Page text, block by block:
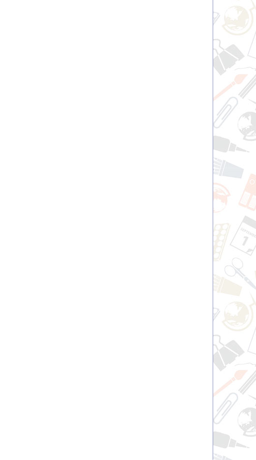
Маркер
Think 1,5-3мм,
1.44 pуб. c НДС